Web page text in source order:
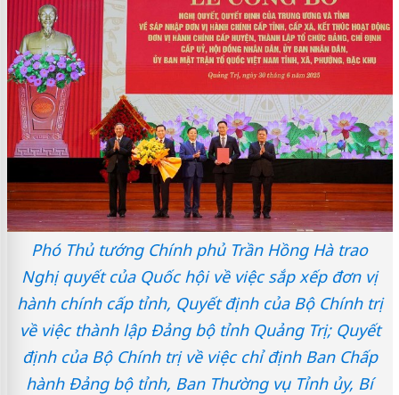
Phó Thủ tướng Chính phủ Trần Hồng Hà trao
Nghị quyết của Quốc hội về việc sắp xếp đơn vị
hành chính cấp tỉnh, Quyết định của Bộ Chính trị
về việc thành lập Đảng bộ tỉnh Quảng Trị; Quyết
định của Bộ Chính trị về việc chỉ định Ban Chấp
hành Đảng bộ tỉnh, Ban Thường vụ Tỉnh ủy, Bí